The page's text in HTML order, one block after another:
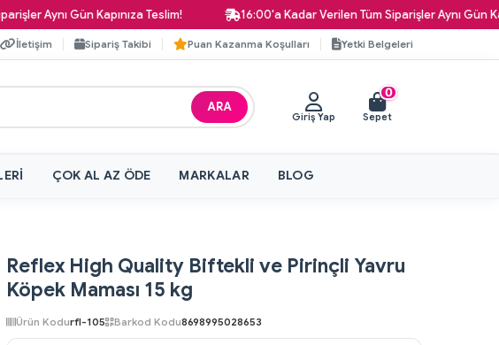
Gün Kapınıza Teslim! 16:00'a Kadar Verilen Tüm Siparişler Aynı Gün
İletişim Sipariş Takibi Puan Kazanma Koşulları Yetki Belgeleri
ARA
Giriş Yap
0
Sepet
ÇOK AL AZ ÖDE MARKALAR BLOG
Reflex High Quality Biftekli ve Pirinçli Yavru
Köpek Maması 15 kg
Ürün Kodurfl-105 Barkod Kodu8698995028653